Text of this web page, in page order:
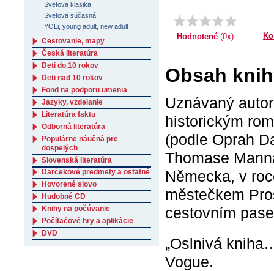
Hodnotené(0x)
Obsah
Uznávaný
historickým
(podle Oprah
Thomase
Německa, v
městečkem
cestovním
„Oslnivá
Vogue.
Svetová klasika
Svetová súčasná
YOLi, young adult, new adult
Cestovanie, mapy
Česká literatúra
Deti do 10 rokov
Deti nad 10 rokov
Fond na podporu umenia
Jazyky, vzdelanie
Literatúra faktu
Odborná literatúra
Populárne náučná pre
dospelých
Slovenská literatúra
Darčekové predmety a ostatné
Hovorené slovo
Hudobné CD
Knihy na počúvanie
Počítačové hry a aplikácie
DVD